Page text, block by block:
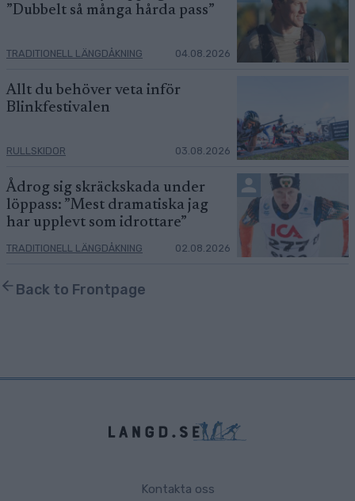
”Dubbelt så många hårda pass”
TRADITIONELL LÄNGDÅKNING 04.08.2026
Allt du behöver veta inför
Blinkfestivalen
RULLSKIDOR 03.08.2026
Ådrog sig skräckskada under
löppass: ”Mest dramatiska jag
har upplevt som idrottare”
TRADITIONELL LÄNGDÅKNING 02.08.2026
Back to Frontpage
Kontakta oss